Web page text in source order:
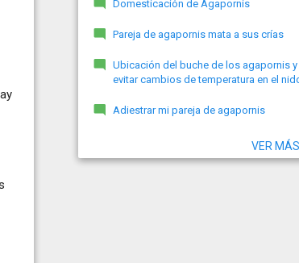
Domesticación de Agapornis
Pareja de agapornis mata a sus crías
Ubicación del buche de los agapornis y
evitar cambios de temperatura en el
Adiestrar mi pareja de agapornis
VER